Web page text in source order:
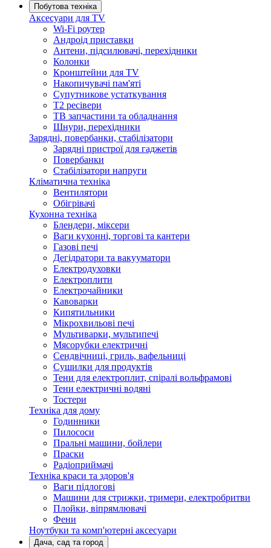
Побутова техніка
Аксесуари для TV
Wi-Fi роутер
Андроід приставки
Антени, підсилювачі, перехідники
Колонки
Кронштейни для TV
Накопичувачі пам'яті
Супутникове устаткування
Т2 ресівери
ТВ запчастини та обладнання
Шнури, перехідники
Зарядні, повербанки, стабілізатори
Зарядні пристрої для гаджетів
Повербанки
Стабілізатори напруги
Кліматична техніка
Вентилятори
Обігрівачі
Кухонна техніка
Блендери, міксери
Ваги кухонні, торгові та кантери
Газові печі
Дегідратори та вакууматори
Електродуховки
Електроплити
Електрочайники
Кавоварки
Кипятильники
Мікрохвильові печі
Мультиварки, мультипечі
Мясорубки електричні
Сендвічниці, гриль, вафельниці
Сушилки для продуктів
Тени для електроплит, спіралі вольфрамові
Тени електричні водяні
Тостери
Техніка для дому
Годинники
Пилососи
Пральні машини, бойлери
Праски
Радіоприймачі
Техніка краси та здоров'я
Ваги підлогові
Машини для стрижки, тримери, електробритви
Плойки, віпрямлювачі
Фени
Ноутбуки та комп'ютерні аксесуари
Дача, сад та город